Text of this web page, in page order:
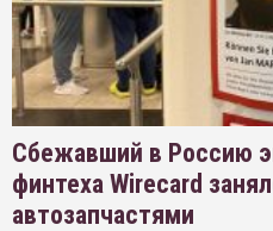
Сбежавший в Россию
финтеха Wirecard
автозапчастями